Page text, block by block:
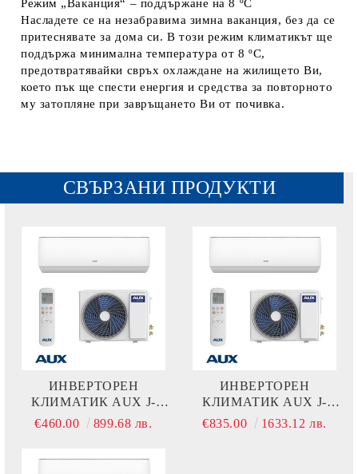
Режим „Ваканция“ – поддържане на 8 ºС
Насладете се на незабравима зимна ваканция, без да се
притеснявате за дома си. В този режим климатикът ще
поддържа минимална температура от 8 ºС,
предотвратявайки свръх охлаждане на жилището Ви,
което пък ще спести енергия и средства за повторното
му затопляне при завръщането Ви от почивка.
СВЪРЗАНИ ПРОДУКТИ
ИНВЕРТОРЕН
КЛИМАТИК AUX J-
SMART ASW-
€460.00 899.68 лв.
ИНВЕРТОРЕН
КЛИМАТИК AUX J-
SMART ASW-
€835.00 1633.12 лв.